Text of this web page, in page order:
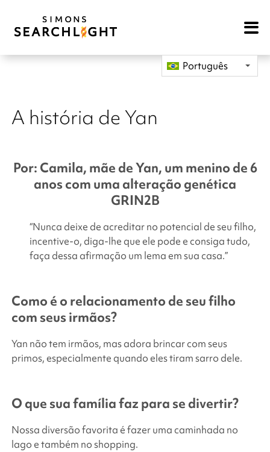
Open
Português
A história de Yan
Por: Camila, mãe de Yan, um menino de 6
anos com uma alteração genética
GRIN2B
“Nunca deixe de acreditar no potencial de seu filho,
incentive-o, diga-lhe que ele pode e consiga tudo,
faça dessa afirmação um lema em sua casa.”
Como é o relacionamento de seu filho
com seus irmãos?
Yan não tem irmãos, mas adora brincar com seus
primos, especialmente quando eles tiram sarro dele.
O que sua família faz para se divertir?
Nossa diversão favorita é fazer uma caminhada no
lago e também no shopping.